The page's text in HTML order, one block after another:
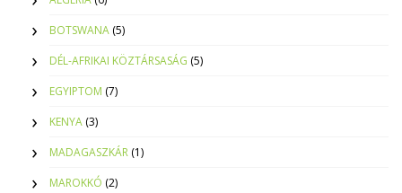
BOTSWANA (5)
DÉL-AFRIKAI KÖZTÁRSASÁG (5)
EGYIPTOM (7)
KENYA (3)
MADAGASZKÁR (1)
MAROKKÓ (2)